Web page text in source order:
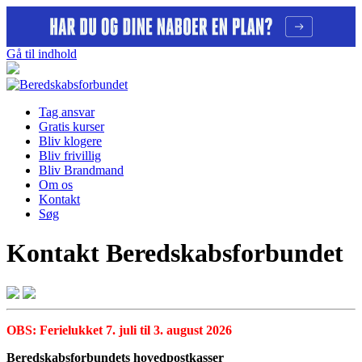
Gå til indhold
Tag ansvar
Gratis kurser
Bliv klogere
Bliv frivillig
Bliv Brandmand
Om os
Kontakt
Søg
Kontakt Beredskabsforbundet
OBS: Ferielukket 7. juli til 3. august 2026
Beredskabsforbundets hovedpostkasser